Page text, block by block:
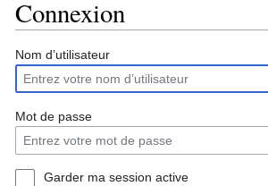
Connexion
Nom d’utilisateur
Mot de passe
Garder ma session active